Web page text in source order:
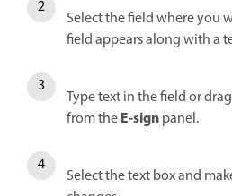
Select the field where you
field appears along with a
Type text in the field or
from theE-signpanel.
Select the text box and